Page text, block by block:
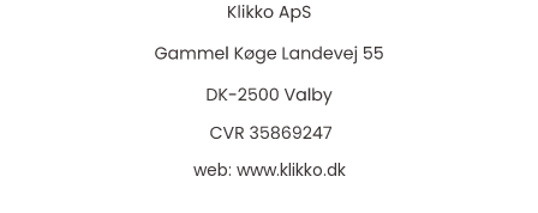
web: www.klikko.dk